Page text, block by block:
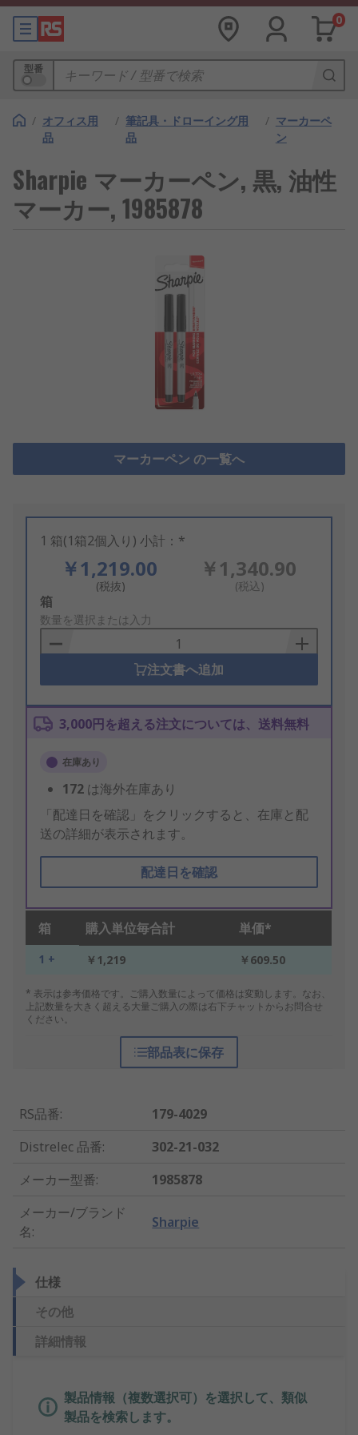
0
型番
/ オフィス用
品
/ 筆記具・ドローイング用
品
/ マーカーペ
ン
Sharpie マーカーペン, 黒, 油性
マーカー, 1985878
マーカーペン の一覧へ
1 箱(1箱2個入り) 小計：*
￥1,219.00
(税抜)
￥1,340.90
(税込)
Add
to
Basket
箱
数量を選択または入力
注文書へ追加
3,000円を超える注文については、送料無料
在庫あり
172 は海外在庫あり
「配達日を確認」をクリックすると、在庫と配
送の詳細が表示されます。
配達日を確認
箱 購入単位毎合計 単価*
1 + ￥1,219 ￥609.50
* 表示は参考価格です。ご購入数量によって価格は変動します。なお、
上記数量を大きく超える大量ご購入の際は右下チャットからお問合せ
ください。
部品表に保存
RS品番:
179-4029
Distrelec 品番:
302-21-032
メーカー型番:
1985878
メーカー/ブランド
名:
Sharpie
仕様
その他
詳細情報
製品情報（複数選択可）を選択して、類似
製品を検索します。